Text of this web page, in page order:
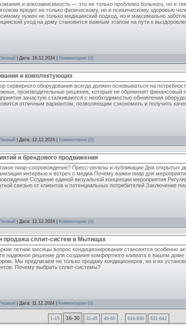
и алкозависимость — это не только проблема больного, но и
вредит не только физическому, но и психическому здоровью
нужен не только медицинский подход, но и максимально
уход на дому становится важным этапом на пути к
Ржавый | Дата: 19.12.2024 Комментарии (0)
и комплектующих
серверного оборудования всегда должен основываться на
производительные решения, которые не обременят финансовый
зачастую сталкиваются с необходимостью обновления
отличным вариантом, позволяющим сэкономить и получить
Ржавый | Дата: 12.12.2024 Комментарии (0)
и брендового продвижения
пиар-сопровождение? Пресс-релизы и публикации Дни открытых
интервью и встреч с медиа Почему важен пиар для
Создание единой визуальной концепции мероприятия
связью от клиентов и потенциальных потребителей Заключение
Ржавый | Дата: 12.12.2024 Комментарии (0)
продажа сплит-систем в Мытищах
летние месяцы вопрос кондиционирования становится особенно
надежное решение для создания комфортного климата в вашем
Мы предлагаем не только продажу кондиционеров, но и их
Почему выбрать сплит-системы?
Ржавый | Дата: 11.12.2024 Комментарии (0)
1-15 16-30 31-45 46-60 616-630 631-642